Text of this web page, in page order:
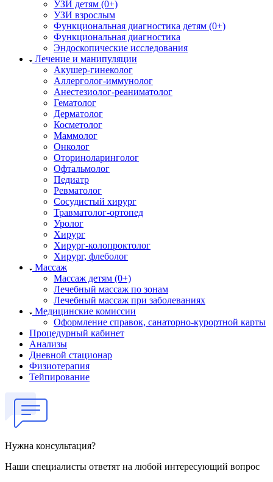
УЗИ детям (0+)
УЗИ взрослым
Функциональная диагностика детям (0+)
Функциональная диагностика
Эндоскопические исследования
Лечение и манипуляции
Акушер-гинеколог
Аллерголог-иммунолог
Анестезиолог-реаниматолог
Гематолог
Дерматолог
Косметолог
Маммолог
Онколог
Оториноларинголог
Офтальмолог
Педиатр
Ревматолог
Сосудистый хирург
Травматолог-ортопед
Уролог
Хирург
Хирург-колопроктолог
Хирург, флеболог
Массаж
Массаж детям (0+)
Лечебный массаж по зонам
Лечебный массаж при заболеваниях
Медицинские комиссии
Оформление справок, санаторно-курортной карты
Процедурный кабинет
Анализы
Дневной стационар
Физиотерапия
Тейпирование
Нужна консультация?
Наши специалисты ответят на любой интересующий вопрос